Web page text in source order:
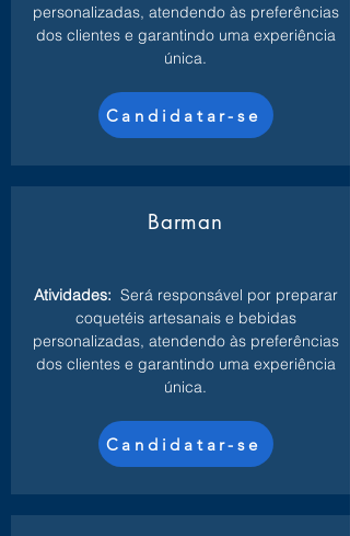
personalizadas, atendendo às preferências
dos clientes e garantindo uma experiência
única.
Candidatar-se
Barman
Atividades: Será responsável por preparar
coquetéis artesanais e bebidas
personalizadas, atendendo às preferências
dos clientes e garantindo uma experiência
única.
Candidatar-se